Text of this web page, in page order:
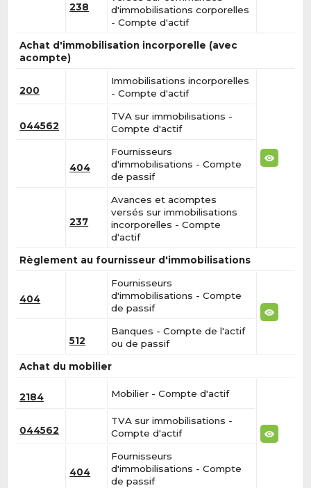
238
d'immobilisations corporelles
- Compte d'actif
Achat d'immobilisation incorporelle (avec
acompte)
200
Immobilisations incorporelles
- Compte d'actif
044562
TVA sur immobilisations -
Compte d'actif
404
Fournisseurs
d'immobilisations - Compte
de passif
237
Avances et acomptes
versés sur immobilisations
incorporelles - Compte
d'actif
Règlement au fournisseur d'immobilisations
404
Fournisseurs
d'immobilisations - Compte
de passif
512
Banques - Compte de l'actif
ou de passif
Achat du mobilier
2184 Mobilier - Compte d'actif
044562
TVA sur immobilisations -
Compte d'actif
404
Fournisseurs
d'immobilisations - Compte
de passif